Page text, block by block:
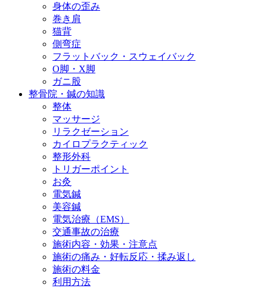
身体の歪み
巻き肩
猫背
側弯症
フラットバック・スウェイバック
O脚・X脚
ガニ股
整骨院・鍼の知識
整体
マッサージ
リラクゼーション
カイロプラクティック
整形外科
トリガーポイント
お灸
電気鍼
美容鍼
電気治療（EMS）
交通事故の治療
施術内容・効果・注意点
施術の痛み・好転反応・揉み返し
施術の料金
利用方法